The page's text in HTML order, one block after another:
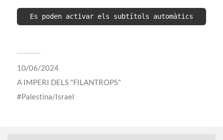
Es poden activar els subtítols automàtics
10/06/2024
A IMPERI DELS "FILANTROPS"
Palestina/Israel